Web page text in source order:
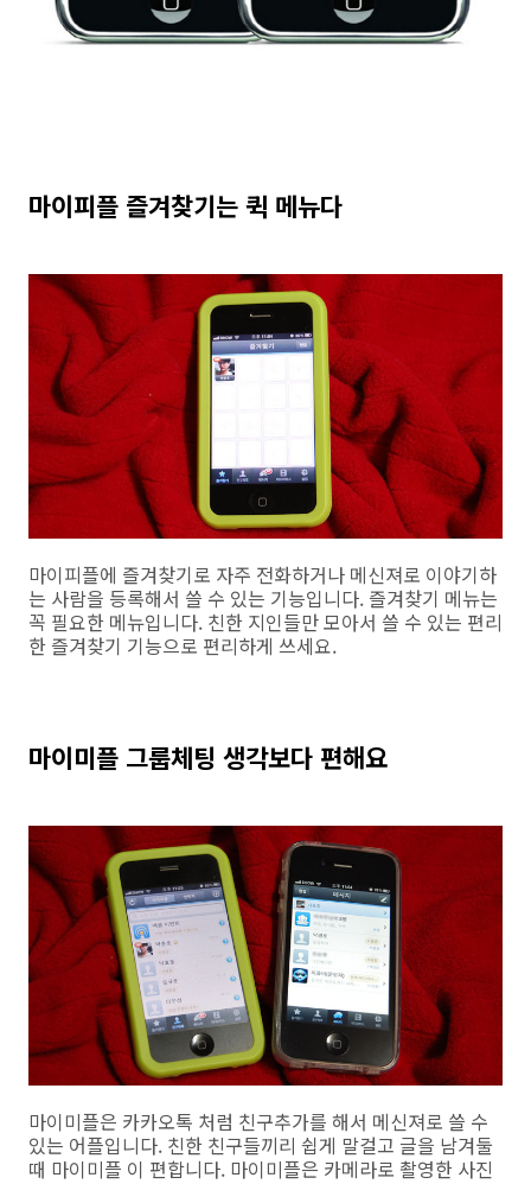
마이피플 즐겨찾기는 퀵 메뉴다
마이피플에 즐겨찾기로 자주 전화하거나 메신져로 이야기하
는 사람을 등록해서 쓸 수 있는 기능입니다. 즐겨찾기 메뉴는
꼭 필요한 메뉴입니다. 친한 지인들만 모아서 쓸 수 있는 편리
한 즐겨찾기 기능으로 편리하게 쓰세요.
마이미플 그룹체팅 생각보다 편해요
마이미플은 카카오톡 처럼 친구추가를 해서 메신져로 쓸 수
있는 어플입니다. 친한 친구들끼리 쉽게 말걸고 글을 남겨둘
때 마이미플 이 편합니다. 마이미플은 카메라로 촬영한 사진